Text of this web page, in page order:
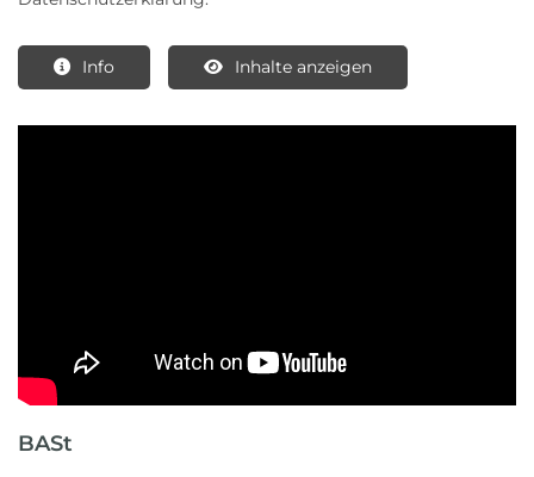
Info Inhalte anzeigen
BASt